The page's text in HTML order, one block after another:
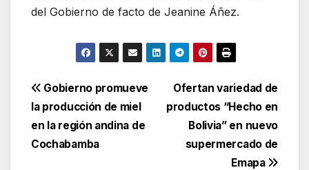
del Gobierno de facto de Jeanine Áñez.
Navegación
de
entradas
Ofertan variedad de
productos “Hecho en
Bolivia” en nuevo
supermercado de
Emapa
Gobierno promueve
la producción de miel
en la región andina de
Cochabamba